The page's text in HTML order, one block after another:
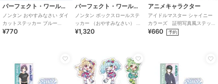
パーフェクト・ワールド・トーキョー
ノンタン おやすみなさい ダイ
カットステッカー ブルー
eHONTOMO
¥770
パーフェクト・ワールド・トーキョー
ノンタン ボックスロールステ
ッカー （おやすみなさい） シ
ール 9柄90ピース 絵本
¥1,320
アニメキャラクター
アイドルマスター シャイニー
カラーズ 証明写真風ステッ
カー (鈴木羽那)
¥660 予約